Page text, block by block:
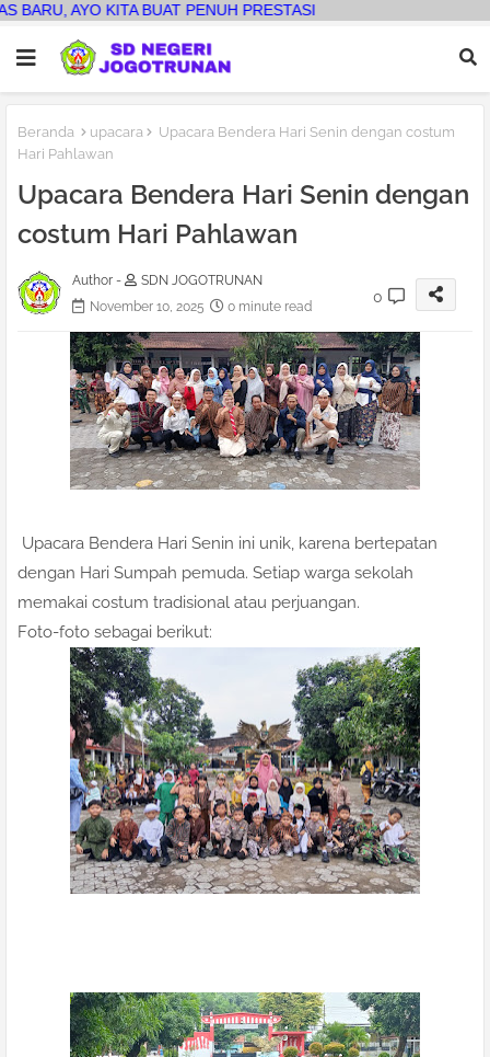
BUAT PENUH PRESTASI
Beranda upacara
Upacara Bendera Hari Senin dengan costum
Hari Pahlawan
Upacara Bendera Hari Senin dengan
costum Hari Pahlawan
Author -
SDN JOGOTRUNAN
November 10, 2025
0 minute read
0
Upacara Bendera Hari Senin ini unik, karena bertepatan
dengan Hari Sumpah pemuda. Setiap warga sekolah
memakai costum tradisional atau perjuangan.
Foto-foto sebagai berikut: